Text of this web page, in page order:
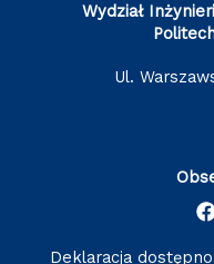
Wydział
ul.
Deklaracja